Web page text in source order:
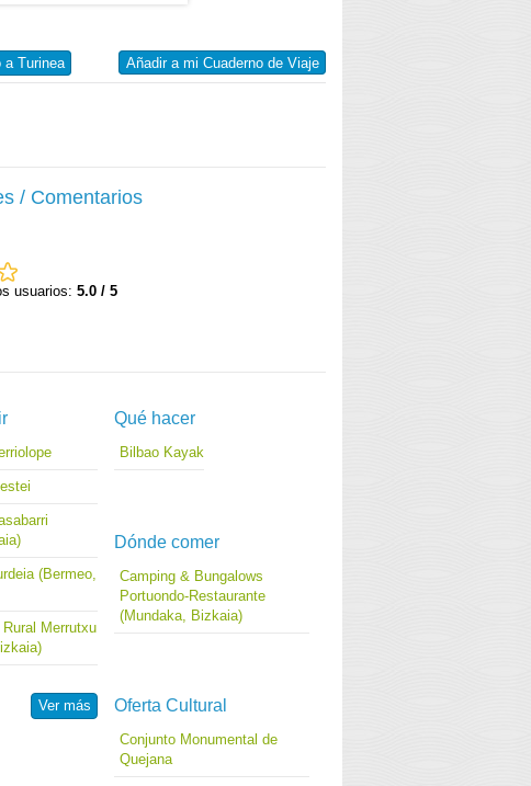
Añadir a mi Cuaderno de Viaje
a Turinea
/ Comentarios
usuarios:5.0 / 5
(Bermeo,
Merrutxu
Ver más
Qué hacer
Bilbao Kayak
Dónde comer
Camping & Bungalows
Portuondo-Restaurante
(Mundaka, Bizkaia)
Oferta Cultural
Conjunto Monumental de
Quejana